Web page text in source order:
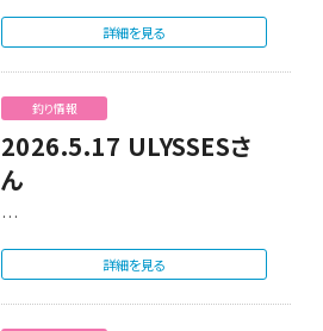
詳細を見る
釣り情報
2026.5.17 ULYSSESさ
ん
…
詳細を見る